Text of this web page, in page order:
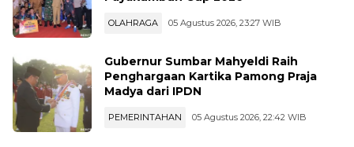
OLAHRAGA 05 Agustus 2026, 23:27 WIB
Gubernur Sumbar Mahyeldi Raih
Penghargaan Kartika Pamong Praja
Madya dari IPDN
PEMERINTAHAN 05 Agustus 2026, 22:42 WIB